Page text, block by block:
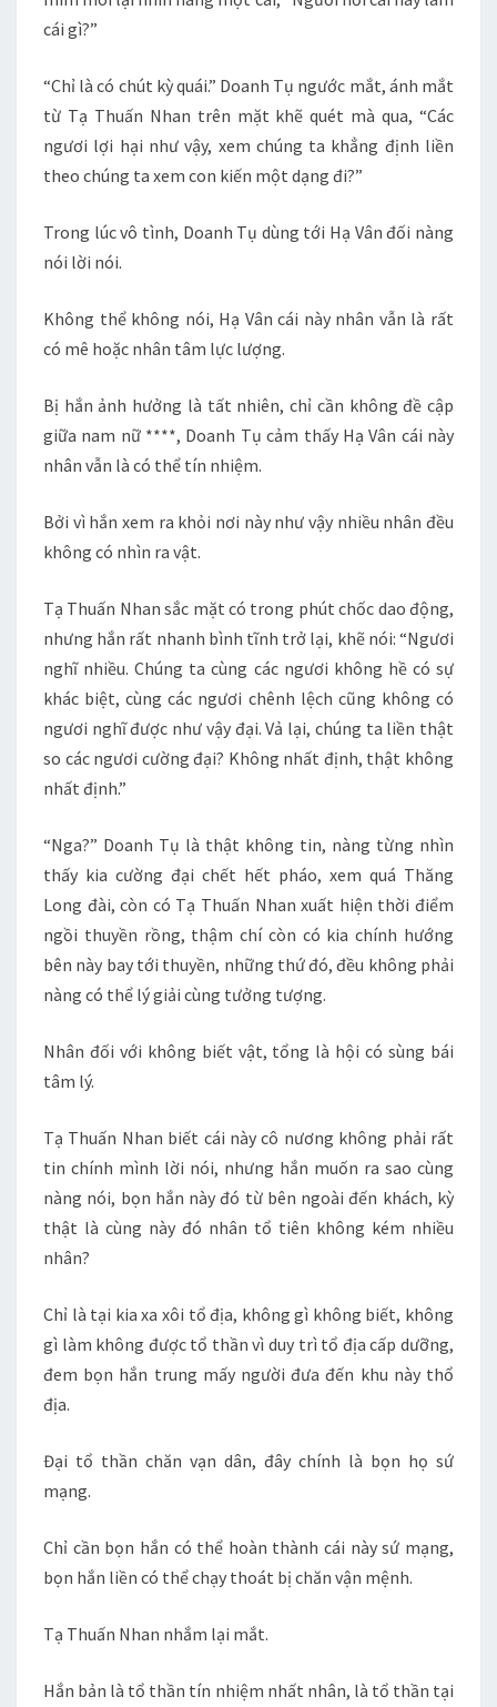
cái gì?”
“Chỉ là có chút kỳ quái.” Doanh Tụ ngước mắt, ánh mắt
từ Tạ Thuấn Nhan trên mặt khẽ quét mà qua, “Các
ngươi lợi hại như vậy, xem chúng ta khẳng định liền
theo chúng ta xem con kiến một dạng đi?”
Trong lúc vô tình, Doanh Tụ dùng tới Hạ Vân đối nàng
nói lời nói.
Không thể không nói, Hạ Vân cái này nhân vẫn là rất
có mê hoặc nhân tâm lực lượng.
Bị hắn ảnh hưởng là tất nhiên, chỉ cần không đề cập
giữa nam nữ ****, Doanh Tụ cảm thấy Hạ Vân cái này
nhân vẫn là có thể tín nhiệm.
Bởi vì hắn xem ra khỏi nơi này như vậy nhiều nhân đều
không có nhìn ra vật.
Tạ Thuấn Nhan sắc mặt có trong phút chốc dao động,
nhưng hắn rất nhanh bình tĩnh trở lại, khẽ nói: “Ngươi
nghĩ nhiều. Chúng ta cùng các ngươi không hề có sự
khác biệt, cùng các ngươi chênh lệch cũng không có
ngươi nghĩ được như vậy đại. Vả lại, chúng ta liền thật
so các ngươi cường đại? Không nhất định, thật không
nhất định.”
“Nga?” Doanh Tụ là thật không tin, nàng từng nhìn
thấy kia cường đại chết hết pháo, xem quá Thăng
Long đài, còn có Tạ Thuấn Nhan xuất hiện thời điểm
ngồi thuyền rồng, thậm chí còn có kia chính hướng
bên này bay tới thuyền, những thứ đó, đều không phải
nàng có thể lý giải cùng tưởng tượng.
Nhân đối với không biết vật, tổng là hội có sùng bái
tâm lý.
Tạ Thuấn Nhan biết cái này cô nương không phải rất
tin chính mình lời nói, nhưng hắn muốn ra sao cùng
nàng nói, bọn hắn này đó từ bên ngoài đến khách, kỳ
thật là cùng này đó nhân tổ tiên không kém nhiều
nhân?
Chỉ là tại kia xa xôi tổ địa, không gì không biết, không
gì làm không được tổ thần vì duy trì tổ địa cấp dưỡng,
đem bọn hắn trung mấy người đưa đến khu này thổ
địa.
Đại tổ thần chăn vạn dân, đây chính là bọn họ sứ
mạng.
Chỉ cần bọn hắn có thể hoàn thành cái này sứ mạng,
bọn hắn liền có thể chạy thoát bị chăn vận mệnh.
Tạ Thuấn Nhan nhắm lại mắt.
Hắn bản là tổ thần tín nhiệm nhất nhân, là tổ thần tại